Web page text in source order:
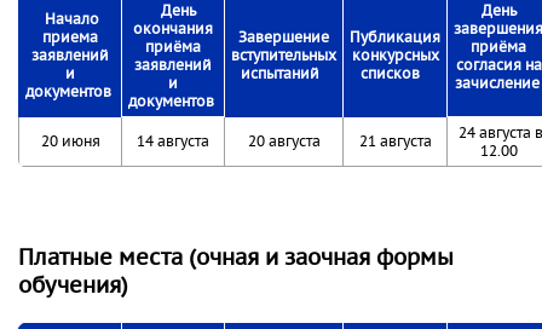
Начало
приема
заявлений
и
документов
День
окончания
приёма
заявлений
и
документов
Завершение
вступительных
испытаний
Публикация
конкурсных
списков
День
завершения
приёма
согласия на
зачисление
20 июня 14 августа 20 августа 21 августа
24 августа в
12.00
Платные места (очная и заочная формы
обучения)